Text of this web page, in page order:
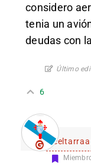
considero
tenia un
deudas con
Último
6
celtarraa